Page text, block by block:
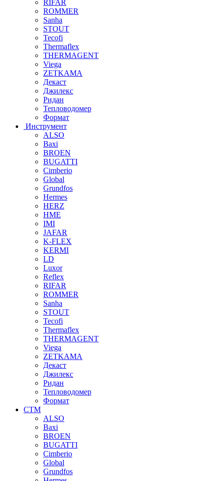
RIFAR
ROMMER
Sanha
STOUT
Tecofi
Thermaflex
THERMAGENT
Viega
ZETKAMA
Декаст
Джилекс
Ридан
Тепловодомер
Формат
Инструмент
ALSO
Baxi
BROEN
BUGATTI
Cimberio
Global
Grundfos
Hermes
HERZ
HME
IMI
JAFAR
K-FLEX
KERMI
LD
Luxor
Reflex
RIFAR
ROMMER
Sanha
STOUT
Tecofi
Thermaflex
THERMAGENT
Viega
ZETKAMA
Декаст
Джилекс
Ридан
Тепловодомер
Формат
СТМ
ALSO
Baxi
BROEN
BUGATTI
Cimberio
Global
Grundfos